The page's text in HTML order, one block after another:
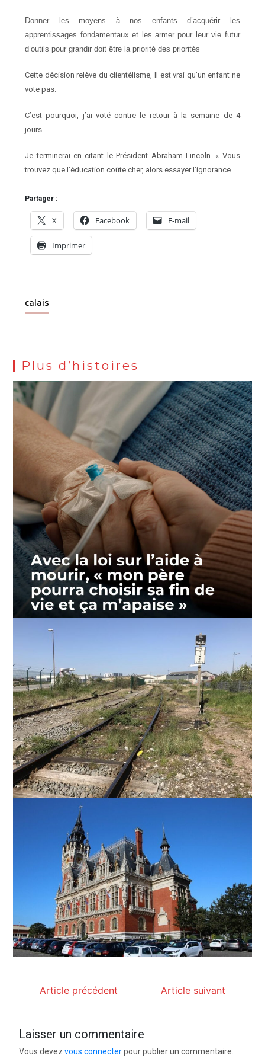
Donner les moyens à nos enfants d’acquérir les
apprentissages fondamentaux et les armer pour leur vie futur
d’outils pour grandir doit être la priorité des priorités
Cette décision relève du clientélisme, Il est vrai qu’un enfant ne
vote pas.
C’est pourquoi, j’ai voté contre le retour à la semaine de 4
jours.
Je terminerai en citant le Président Abraham Lincoln. « Vous
trouvez que l’éducation coûte cher, alors essayer l’ignorance .
Partager :
X Facebook E-mail
Imprimer
calais
Plus d’histoires
Article précédent Article suivant
Laisser un commentaire
Vous devezvous connecterpour publier un commentaire.